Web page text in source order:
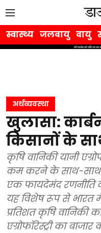
स्वास्थ्य जलवायु वायु
अर्थव्यवस्था
खुलासा:
किसानों के
कृषि वानिकी यानी
कम करने के साथ-साथ
एक फायदेमंद रणनीति
यह विशेष रूप से भारत में
प्रतिशत कृषि वानिकी
एग्रोफॉरेस्ट्री का